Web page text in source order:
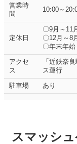
営業時
間
10:00～
定休日
〇9月～11
〇12月～8
〇年末年始
アクセ
ス
「近鉄奈
ス運行
駐車場 あり
スマッシ